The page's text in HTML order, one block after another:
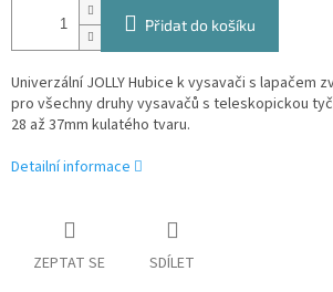
Přidat do košíku
Univerzální JOLLY Hubice k vysavači s lapačem
pro všechny druhy vysavačů s teleskopickou
28 až 37mm kulatého tvaru.
Detailní informace
ZEPTAT SE SDÍLET